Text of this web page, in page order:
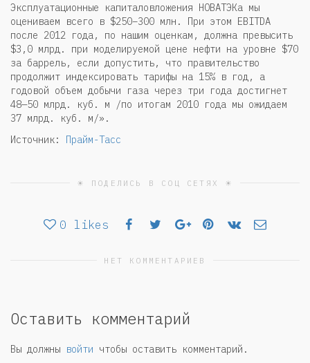
Эксплуатационные капиталовложения НОВАТЭКа мы
оцениваем всего в $250–300 млн. При этом EBITDA
после 2012 года, по нашим оценкам, должна превысить
$3,0 млрд. при моделируемой цене нефти на уровне $70
за баррель, если допустить, что правительство
продолжит индексировать тарифы на 15% в год, а
годовой объем добычи газа через три года достигнет
48—50 млрд. куб. м /по итогам 2010 года мы ожидаем
37 млрд. куб. м/».
Источник:
Прайм-Тасс
☀ ПОДЕЛИСЬ В СОЦ СЕТЯХ ☀
0 likes
НЕТ КОММЕНТАРИЕВ
Оставить комментарий
Вы должны войти чтобы оставить комментарий.